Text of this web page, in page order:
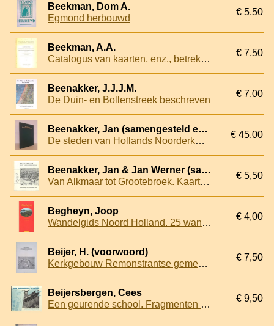
Beekman, Dom A.
Egmond herbouwd
€ 5,50
Beekman, A.A.
Catalogus van kaarten, enz., betrekking hebbende op de oudere en tegenwoordige gesteldheid van Holland's Noorderkwartier, aanwezig op de tentoonstelling in het Stedelijk Museum te Amsterdam gedurende de maand september 1917
€ 7,50
Beenakker, J.J.J.M.
De Duin- en Bollenstreek beschreven
€ 7,00
Beenakker, Jan (samengesteld en beschreven door)
De steden van Hollands Noorderkwartier: Alkmaar, Beverwijk, Edam, Enkhuizen, Grootebroek, Hoorn, Medemblik, Monnickendam, Purmerend
€ 45,00
Beenakker, Jan & Jan Werner (samengesteld door)
Van Alkmaar tot Grootebroek. Kaarten van negen oude Noordhollandse steden
€ 5,50
Begheyn, Joop
Wandelgids Noord Holland. 25 wandelingen
€ 4,00
Beijer, H. (voorwoord)
Kerkgebouw Remonstrantse gemeente te Haarlem honderd jaar 1887-1987
€ 7,50
Beijersbergen, Cees
Een geurende school. Fragmenten uit de geschiedenis van 25 jaar beroepsonderwijs in de Stationsstraat te Zaandam
€ 9,50